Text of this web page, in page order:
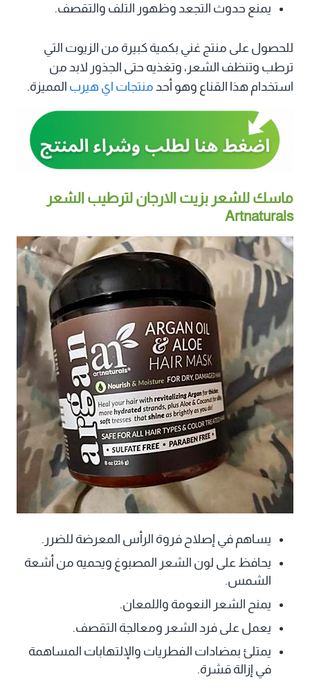
يمنع حدوث التجعد وظهور التلف والتقصف.
للحصول على منتج غني بكمية كبيرة من الزيوت التي
ترطب وتنظف الشعر، وتغذيه حتى الجذور لابد من
استخدام هذا القناع وهو أحد منتجات اي هيرب المميزة.
ماسك للشعر بزيت الارجان لترطيب الشعر
Artnaturals‏
يساهم في إصلاح فروة الرأس المعرضة للضرر.
يحافظ على لون الشعر المصبوغ ويحميه من أشعة
الشمس.
يمنح الشعر النعومة واللمعان.
يعمل على فرد الشعر ومعالجة التقصف.
يمتلئ بمضادات الفطريات والإلتهابات المساهمة
في إزالة قشرة.